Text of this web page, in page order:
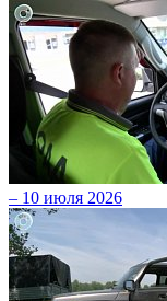
– 10 июля 2026